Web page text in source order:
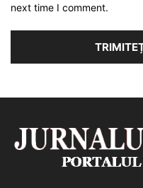
next time I comment.